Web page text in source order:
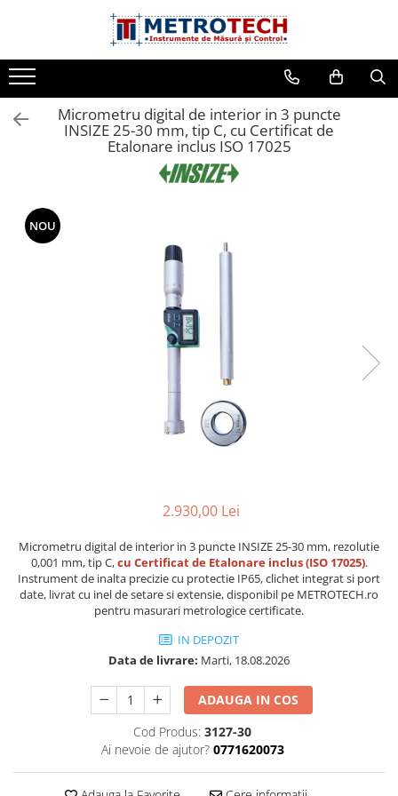
Toate Produsele
Sublere
Sublere digitale
Sublere mecanice
Sublere digitale de adancime
Sublere mecanice de adancime
Sublere cu cadran
Sublere speciale mecanice
Sublere digitale de inaltime
Sublere mecanice de inaltime
Micrometre tubulare de interior
Micrometre de adancime
Micrometre mecanice de interior
Micrometre digitale de interior in
Micrometre pentru caneluri
Micrometre cu varfuri ascutite
Micrometre pentru filete
Micrometru digital de interior in 3 puncte
INSIZE 25-30 mm, tip C, cu Certificat de
Etalonare inclus ISO 17025
NOU
2.930,00 Lei
Micrometru digital de interior in 3 puncte INSIZE 25-30 mm, rezolutie
0,001 mm, tip C,cu Certificat de Etalonare inclus (ISO 17025).
Instrument de inalta precizie cu protectie IP65, clichet integrat si port
date, livrat cu inel de setare si extensie, disponibil pe METROTECH.ro
pentru masurari metrologice certificate.
IN DEPOZIT
Data de livrare: Marti, 18.08.2026
ADAUGA IN COS
Cod Produs: 3127-30
Ai nevoie de ajutor? 0771620073